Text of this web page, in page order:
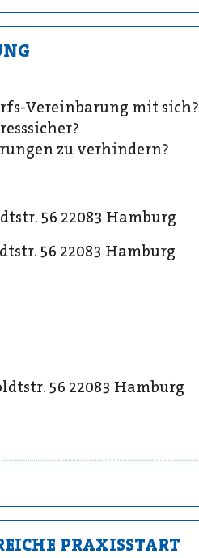
Vereinbarung mit sich?
zu verhindern?
56 22083 Hamburg
56 22083 Hamburg
56 22083 Hamburg
PRAXISSTART